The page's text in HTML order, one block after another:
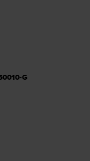
G